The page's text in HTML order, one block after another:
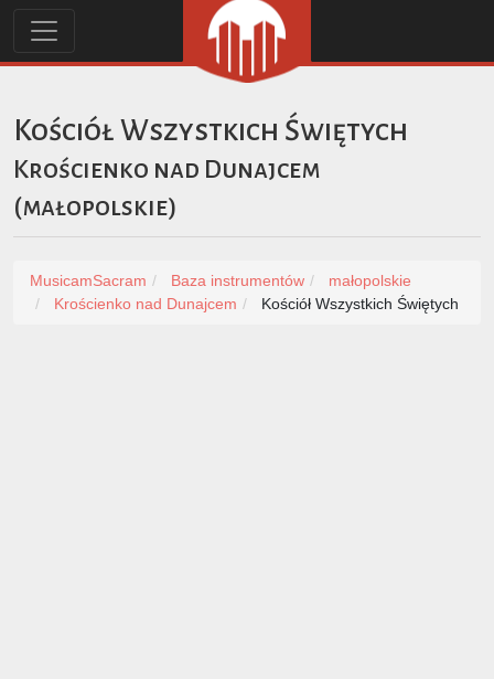
Kościół Wszystkich Świętych
Krościenko nad Dunajcem
(małopolskie)
MusicamSacram Baza instrumentów
małopolskie
Krościenko nad Dunajcem
Kościół Wszystkich Świętych